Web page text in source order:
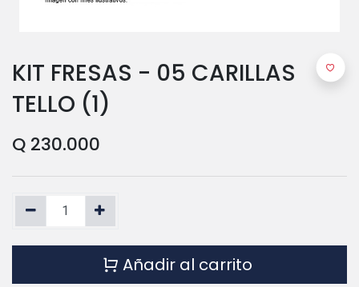
KIT FRESAS - 05 CARILLAS
TELLO (1)
Q 230.000
Añadir al carrito